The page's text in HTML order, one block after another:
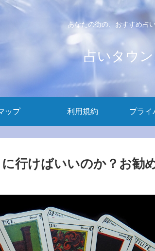
あなたの街の、おすすめ占
占いタウ
ップ 利用規約 プライ
行けばいいのか？お勧